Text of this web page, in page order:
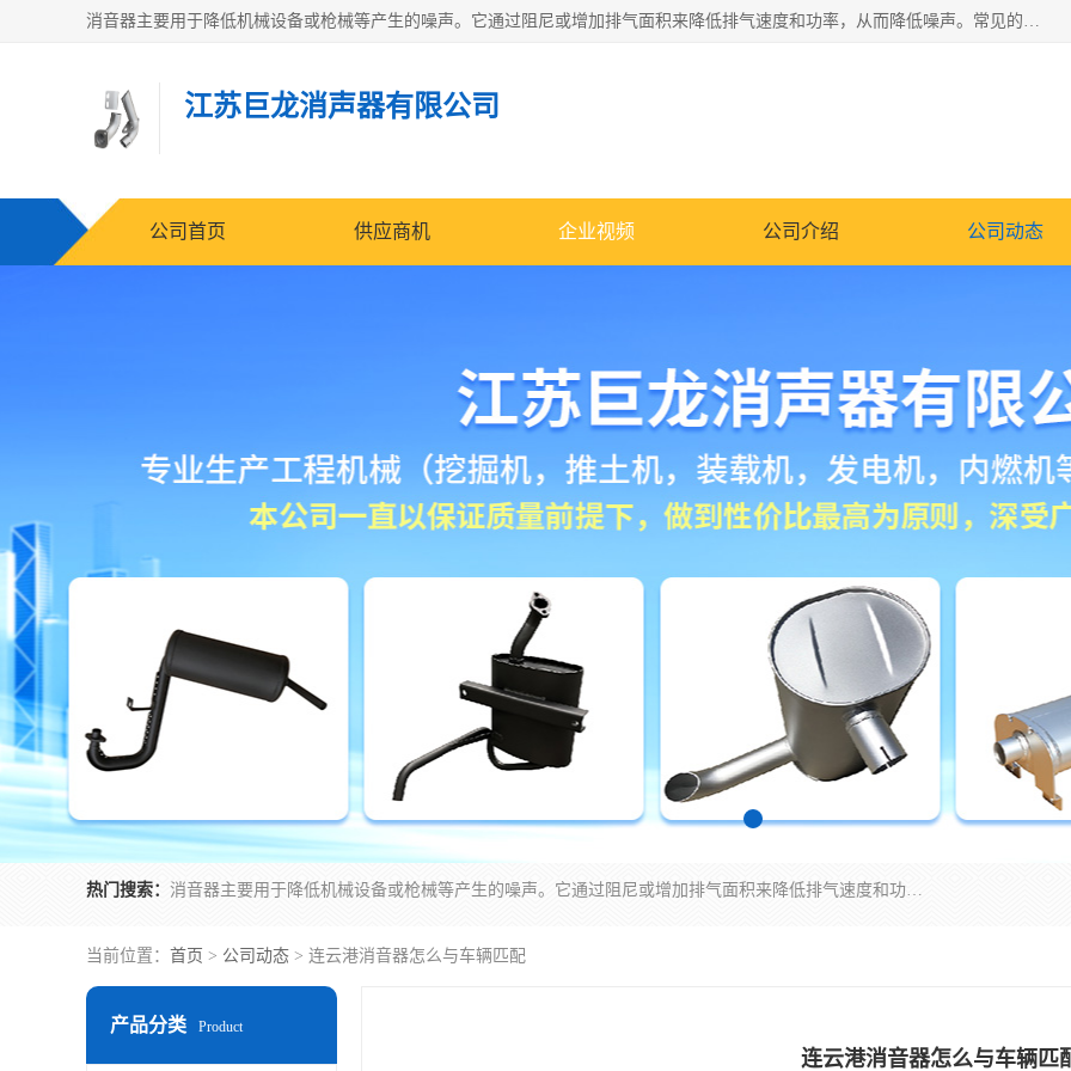
消音器主要用于降低机械设备或枪械等产生的噪声。它通过阻尼或增加排气面积来降低排气速度和功率，从而降低噪声。常见的消音器类型包括阻性消声器、抗性消声器、共振消声器以及阻抗复合式消声器等。这些消音器各有特点，适用于不同频率的噪声消除。
江苏巨龙消声器有限公司
公司首页 供应商机 企业视频 公司介绍 公司动态
热门搜索： 消音器主要用于降低机械设备或枪械等产生的噪声。它通过阻尼或增加排气面积来降低排气速度和功率，从而降低噪声。常见的消音器类型包括阻性消声器、抗性消声器、共振消声器以及阻抗复合式消声器等。这些消音器各有特点，适用于不同频率的噪声消除。
当前位置： 首页 > 公司动态 > 连云港消音器怎么与车辆匹配
产品分类 Product
连云港消音器怎么与车辆匹